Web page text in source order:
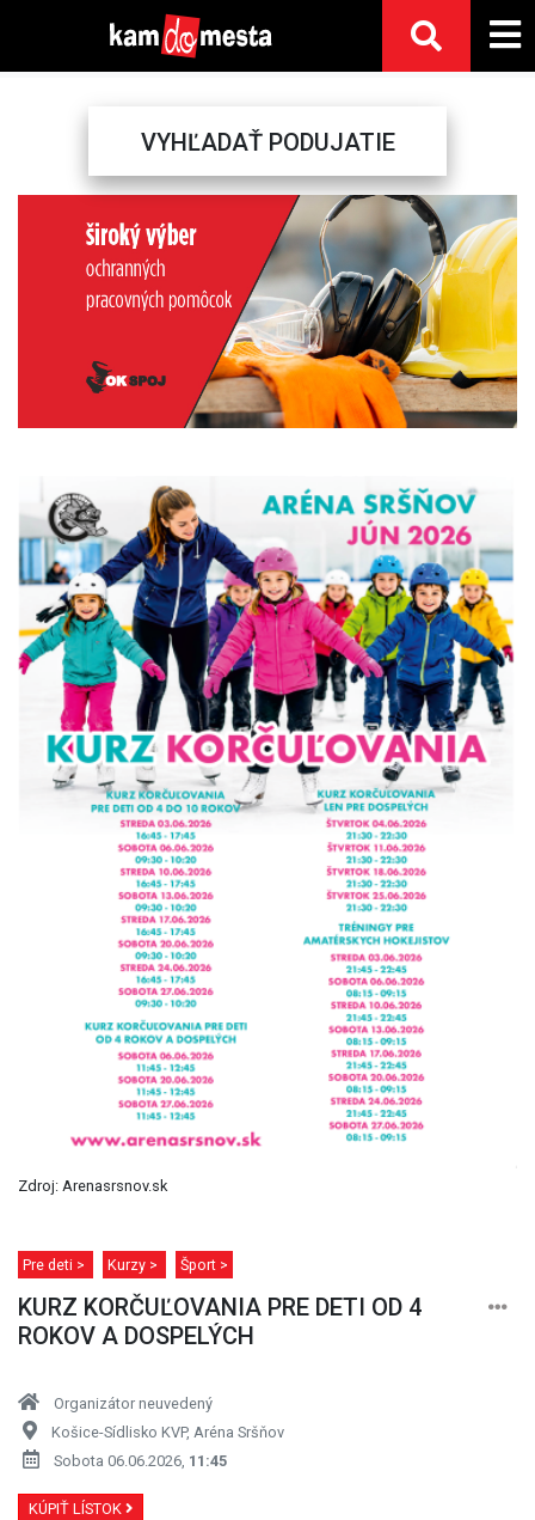
VYHĽADAŤ PODUJATIE
Next
Zdroj: Arenasrsnov.sk
Pre deti > Kurzy > Šport >
KURZ KORČUĽOVANIA PRE DETI OD 4
ROKOV A DOSPELÝCH
Organizátor neuvedený
Košice-Sídlisko KVP, Aréna Sršňov
Sobota 06.06.2026, 11:45
KÚPIŤ LÍSTOK